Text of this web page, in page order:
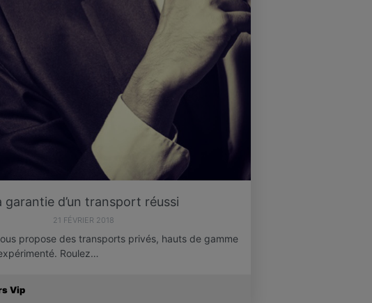
garantie d’un transport réussi
21 FÉVRIER 2018
propose des transports privés, hauts de gamme
Roulez…
Vip